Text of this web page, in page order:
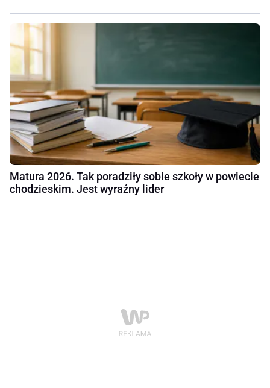
Matura 2026. Tak poradziły sobie szkoły w powiecie
chodzieskim. Jest wyraźny lider